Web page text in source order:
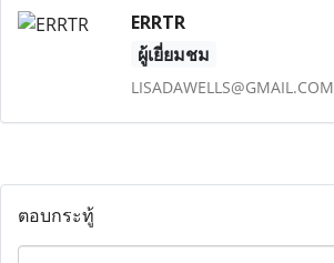
ERRTR
ผู้เยี่ยมชม
LISADAWELLS@GMAIL.COM
ตอบกระทู้